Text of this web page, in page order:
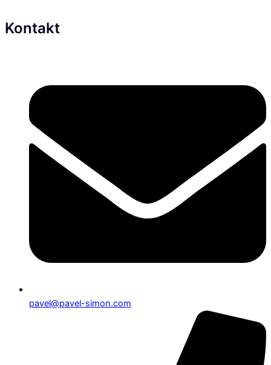
Kontakt
pavel@pavel-simon.com